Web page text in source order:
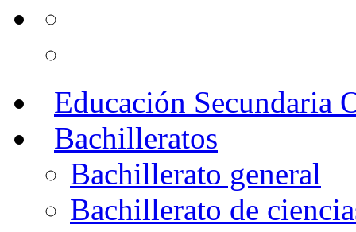
Educación Secundaria
Bachilleratos
Bachillerato general
Bachillerato de